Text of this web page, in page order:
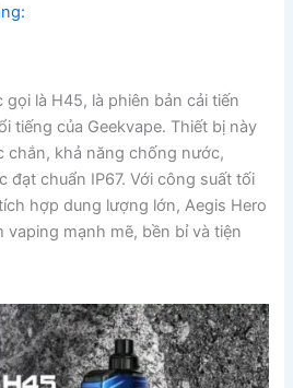
là H45, là phiên bản cải tiến
tiếng của Geekvape. Thiết bị này
chắn, khả năng chống nước,
đạt chuẩn IP67. Với công suất tối
hợp dung lượng lớn, Aegis Hero
vaping mạnh mẽ, bền bỉ và tiện